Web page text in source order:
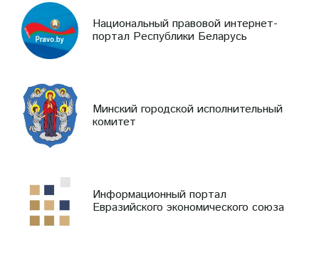
Национальный правовой интернет-
портал Республики Беларусь
Минский городской исполнительный
комитет
Информационный портал
Евразийского экономического союза